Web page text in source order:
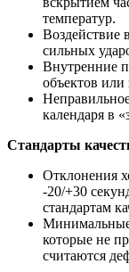
температур.
Воздействие
сильных
Внутренние
объектов или
календаря в
Стандарты
Отклонения
-20/+30
стандартам
Минимальные
которые не
считаются